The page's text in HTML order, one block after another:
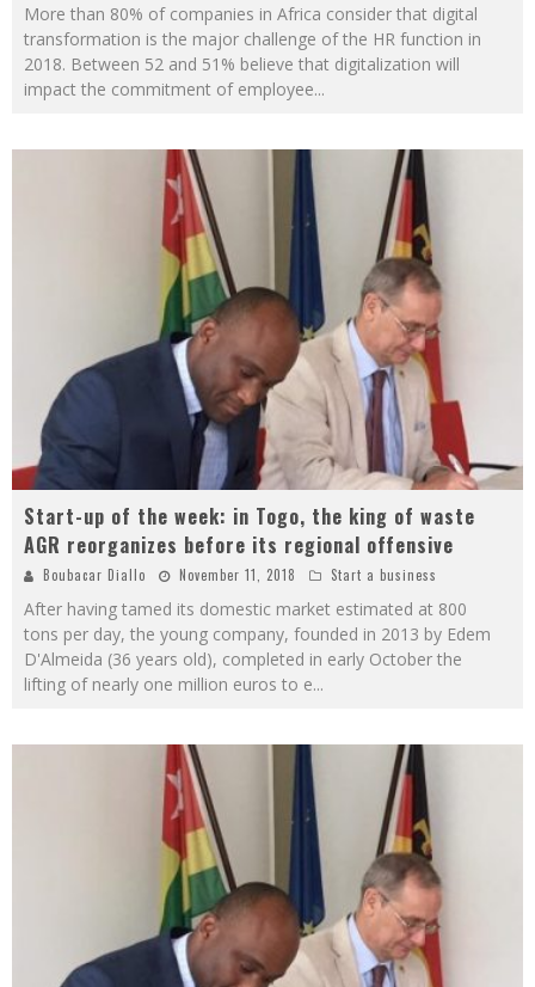
More than 80% of companies in Africa consider that digital
transformation is the major challenge of the HR function in
2018. Between 52 and 51% believe that digitalization will
impact the commitment of employee...
Start-up of the week: in Togo, the king of waste
AGR reorganizes before its regional offensive
Boubacar Diallo November 11, 2018 Start a business
After having tamed its domestic market estimated at 800
tons per day, the young company, founded in 2013 by Edem
D'Almeida (36 years old), completed in early October the
lifting of nearly one million euros to e...